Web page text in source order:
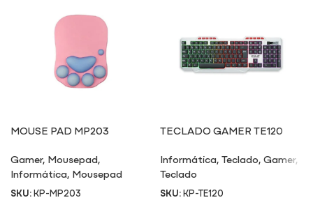
MOUSE PAD MP203
Gamer, Mousepad,
Informática, Mousepad
SKU:KP-MP203
TECLADO GAMER TE120
Informática,Teclado,Gamer,
Teclado
SKU:KP-TE120